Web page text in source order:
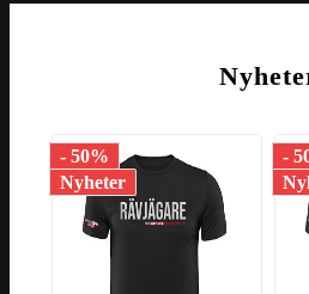
- 50%
Nyheter
-